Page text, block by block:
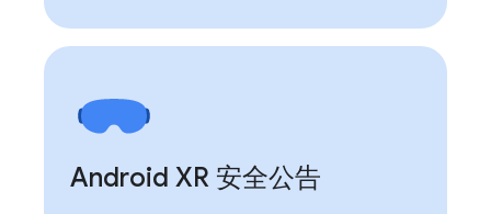
Android XR 安全公告